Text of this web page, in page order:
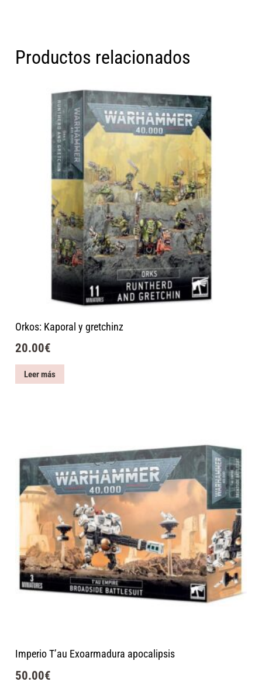
Productos relacionados
Orkos: Kaporal y gretchinz
20.00€
Leer más
Imperio T’au Exoarmadura apocalipsis
50.00€